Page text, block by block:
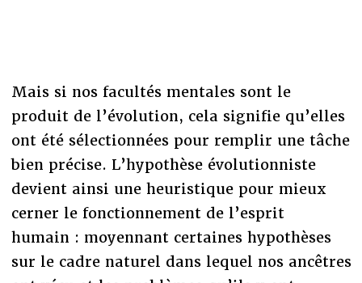
Mais si nos facultés mentales sont le
produit de l’évolution, cela signifie qu’elles
ont été sélectionnées pour remplir une tâche
bien précise. L’hypothèse évolutionniste
devient ainsi une heuristique pour mieux
cerner le fonctionnement de l’esprit
humain : moyennant certaines hypothèses
sur le cadre naturel dans lequel nos ancêtres